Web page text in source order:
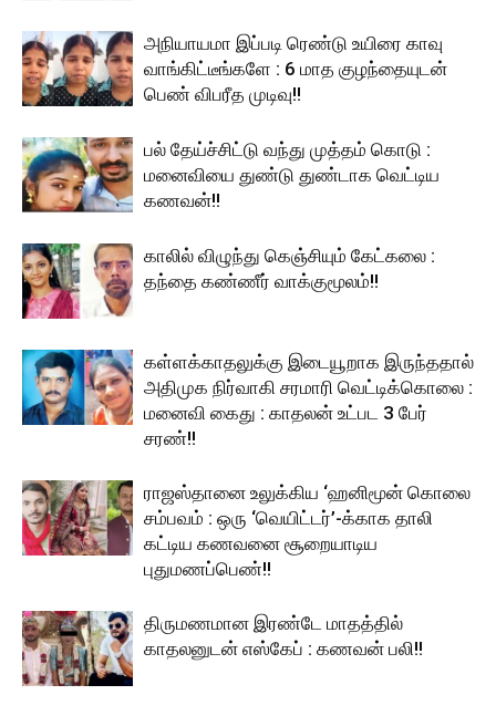
அநியாயமா இப்படி ரெண்டு உயிரை காவு
வாங்கிட்டீங்களே : 6 மாத குழந்தையுடன்
பெண் விபரீத முடிவு!!
பல் தேய்ச்சிட்டு வந்து முத்தம் கொடு :
மனைவியை துண்டு துண்டாக வெட்டிய
கணவன்!!
காலில் விழுந்து கெஞ்சியும் கேட்கலை :
தந்தை கண்ணீர் வாக்குமூலம்!!
கள்ளக்காதலுக்கு இடையூறாக இருந்ததால்
அதிமுக நிர்வாகி சரமாரி வெட்டிக்கொலை :
மனைவி கைது : காதலன் உட்பட 3 பேர்
சரண்!!
ராஜஸ்தானை உலுக்கிய ‘ஹனிமூன் கொலை
சம்பவம் : ஒரு ‘வெயிட்டர்’-க்காக தாலி
கட்டிய கணவனை சூறையாடிய
புதுமணப்பெண்!!
திருமணமான இரண்டே மாதத்தில்
காதலனுடன் எஸ்கேப் : கணவன் பலி!!